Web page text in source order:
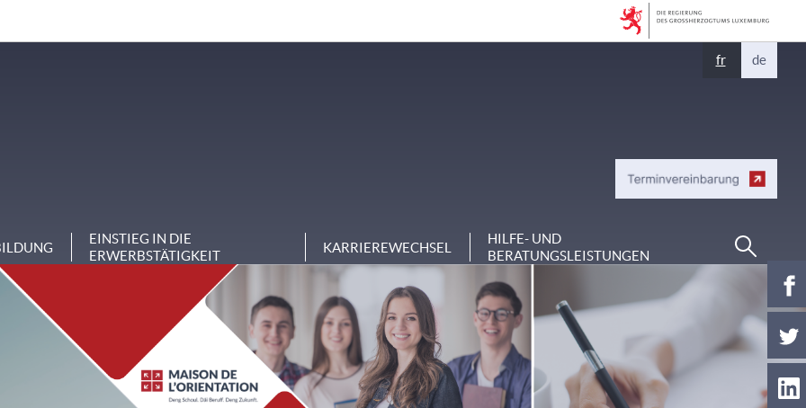
Sprache
wechseln
fr de
EINSTIEG IN DIE
ERWERBSTÄTIGKEIT
KARRIEREWECHSEL
HILFE- UND
BERATUNGSLEISTUNGEN